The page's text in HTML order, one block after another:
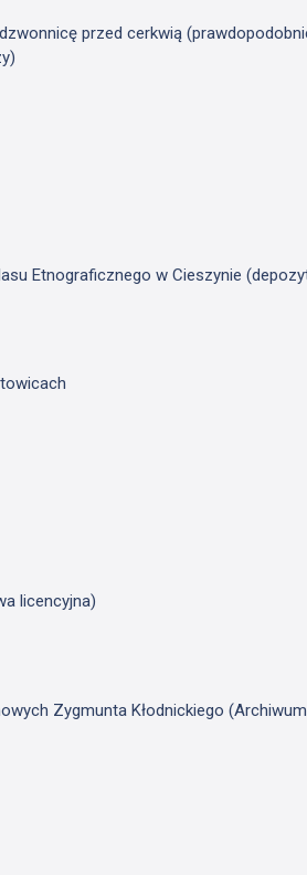
przed cerkwią
Etnograficznego w Cieszynie
licencyjna)
Zygmunta Kłodnickiego